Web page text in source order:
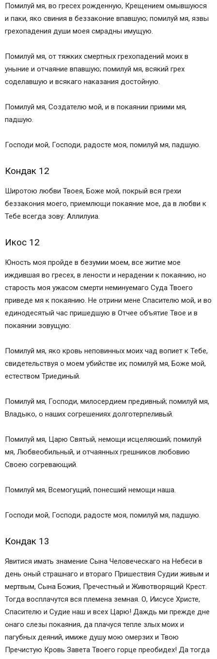
Помилуй мя, во гресех рожденную, Крещением омывшуюся
и паки, яко свиния в беззаконие впавшую; помилуй мя, язвы
грехопадения души моея смрадны имущую.
Помилуй мя, от тяжких смертных грехопадений моих в
уныние и отчаяние впавшую; помилуй мя, всякий грех
соделавшую и всякаго наказания достойную.
Помилуй мя, Создателю мой, и в покаянии приими мя,
падшую.
Господи мой, Господи, радосте моя, помилуй мя, падшую.
Кондак 12
Широтою любви Твоея, Боже мой, покрый вся грехи
беззакония моего, приемлющи покаяние мое, да в любви к
Тебе всегда зову: Аллилуиа.
Икос 12
Юность моя пройде в безумии моем, все житие мое
иждившая во гресех, в лености и нерадении к покаянию, но
старость моя ужасом смерти неминуемаго Суда Твоего
приведе мя к покаянию. Не отрини мене Спасителю мой, и во
единодесятый час пришедшую в Отчее объятие Твое и в
покаянии зовущую:
Помилуй мя, яко кровь неповинных моих чад вопиет к Тебе,
свидетельствуя о моем убийстве их; помилуй мя, Боже мой,
естеством Триединый.
Помилуй мя, Господи, милосердием предивный; помилуй мя,
Владыко, о наших согрешениях долготерпеливый.
Помилуй мя, Царю Святый, немощи исцеляюший; помилуй
мя, Любвеобильный, и отчаянных грешников любовию
Своею согревающий.
Помилуй мя, Всемогущий, понесший немощи наша.
Господи мой, Господи, радосте моя, помилуй мя, падшую.
Кондак 13
Явитися имать знамение Сына Человеческаго на Небеси в
день оный страшнаго и втораго Пришествия Судии живым и
мертвым, Сына Божия, Пречестный и Животворящий Крест.
Тогда восплачутся вся племена земная. О, Иисусе Христе,
Спасителю и Судие наш и всех Царю! Даждь ми прежде дне
онаго слезы покаяния, да плачуся тепле злых моих и
пагубных деяний, имиже душу мою омерзих и Твою
Пречистую Кровь Завета Твоего горце преобидех! Да тогда